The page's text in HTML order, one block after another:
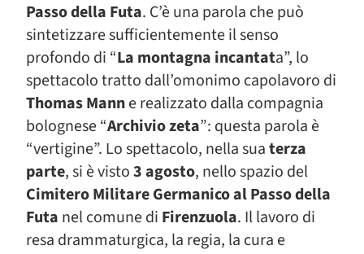
Passo della Futa. C’è una parola che può
sintetizzare sufficientemente il senso
profondo di “La montagna incantata”, lo
spettacolo tratto dall’omonimo capolavoro di
Thomas Manne realizzato dalla compagnia
bolognese “Archivio zeta”: questa parola è
“vertigine”. Lo spettacolo, nella suaterza
parte, si è visto3 agosto, nello spazio del
Cimitero Militare Germanico al Passo della
Futa nel comune di Firenzuola. Il lavoro di
resa drammaturgica, la regia, la cura e